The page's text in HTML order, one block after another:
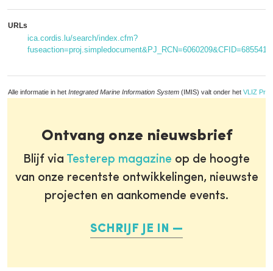
URLs
ica.cordis.lu/search/index.cfm?
Alle informatie in het Integrated Marine Information System (IMIS) valt onder het VLIZ
Ontvang onze nieuwsbrief
Blijf via Testerep magazine op de hoogte
van onze recentste ontwikkelingen, nieuwste
projecten en aankomende events.
SCHRIJF JE IN